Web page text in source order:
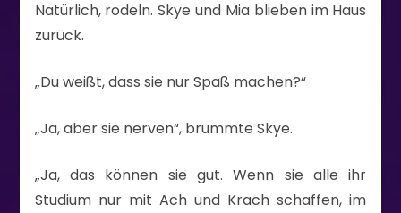
Natürlich, rodeln. Skye und Mia blieben im Haus
zurück.
„Du weißt, dass sie nur Spaß machen?“
„Ja, aber sie nerven“, brummte Skye.
„Ja, das können sie gut. Wenn sie alle ihr
Studium nur mit Ach und Krach schaffen, im